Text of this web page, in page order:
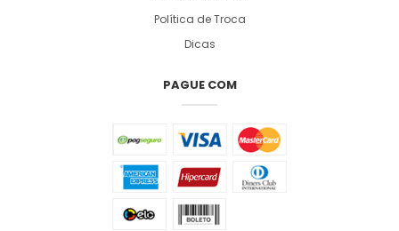
Política de Troca
Dicas
PAGUE COM